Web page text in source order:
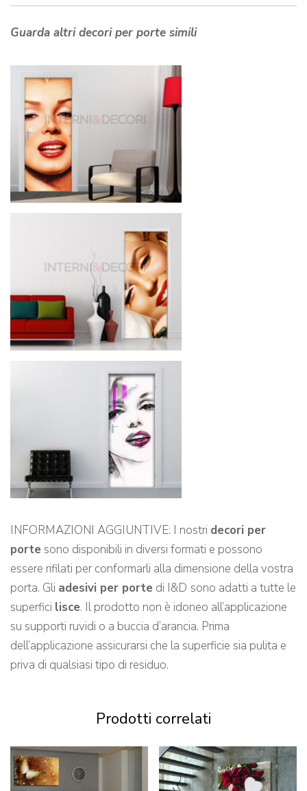
Guarda altri decori per porte simili
INFORMAZIONI AGGIUNTIVE: I nostri decori per
porte sono disponibili in diversi formati e possono
essere rifilati per conformarli alla dimensione della vostra
porta. Gli adesivi per porte di I&D sono adatti a tutte le
superfici lisce. Il prodotto non è idoneo all’applicazione
su supporti ruvidi o a buccia d’arancia. Prima
dell’applicazione assicurarsi che la superficie sia pulita e
priva di qualsiasi tipo di residuo.
Prodotti correlati